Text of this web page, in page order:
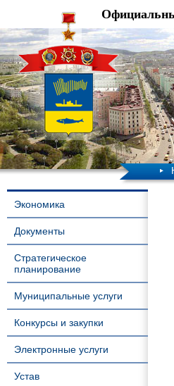
Экономика
Документы
Стратегическое
планирование
Муниципальные услуги
Конкурсы и закупки
Электронные услуги
Устав